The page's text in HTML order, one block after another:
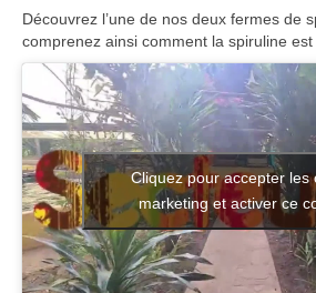
Découvrez l’une de nos deux fermes de
comprenez ainsi comment la spiruline
Cliquez pour accepter les
marketing et activer ce